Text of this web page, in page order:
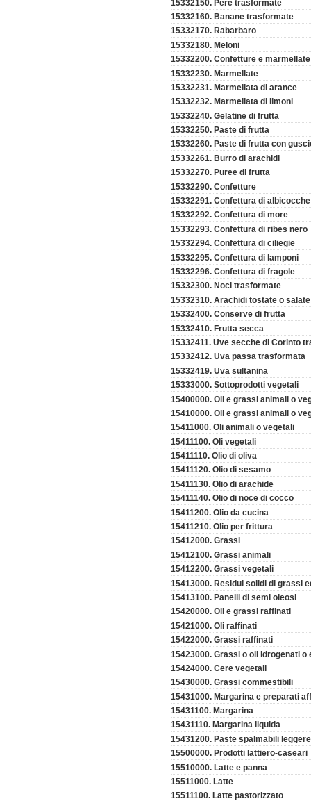
15332150. Pere trasformate
15332160. Banane trasformate
15332170. Rabarbaro
15332180. Meloni
15332200. Confetture e
15332230. Marmellate
15332231. Marmellata di arance
15332232. Marmellata di limoni
15332240. Gelatine di frutta
15332250. Paste di frutta
15332260. Paste di frutta con
15332261. Burro di arachidi
15332270. Puree di frutta
15332290. Confetture
15332291. Confettura di albicocche
15332292. Confettura di more
15332293. Confettura di ribes nero
15332294. Confettura di ciliegie
15332295. Confettura di lamponi
15332296. Confettura di fragole
15332300. Noci trasformate
15332310. Arachidi tostate o salate
15332400. Conserve di frutta
15332410. Frutta secca
15332411. Uve secche di Corinto
15332412. Uva passa trasformata
15332419. Uva sultanina
15333000. Sottoprodotti vegetali
15400000. Oli e grassi animali o
15410000. Oli e grassi animali o
15411000. Oli animali o vegetali
15411100. Oli vegetali
15411110. Olio di oliva
15411120. Olio di sesamo
15411130. Olio di arachide
15411140. Olio di noce di cocco
15411200. Olio da cucina
15411210. Olio per frittura
15412000. Grassi
15412100. Grassi animali
15412200. Grassi vegetali
15413000. Residui solidi di grassi
15413100. Panelli di semi oleosi
15420000. Oli e grassi raffinati
15421000. Oli raffinati
15422000. Grassi raffinati
15423000. Grassi o oli idrogenati
15424000. Cere vegetali
15430000. Grassi commestibili
15431000. Margarina e preparati
15431100. Margarina
15431110. Margarina liquida
15431200. Paste spalmabili
15500000. Prodotti lattiero-caseari
15510000. Latte e panna
15511000. Latte
15511100. Latte pastorizzato